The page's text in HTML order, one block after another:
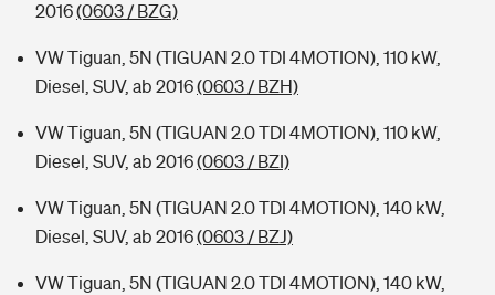
2016(0603 / BZG)
VW Tiguan, 5N (TIGUAN 2.0 TDI 4MOTION), 110 kW,
Diesel, SUV, ab 2016(0603 / BZH)
VW Tiguan, 5N (TIGUAN 2.0 TDI 4MOTION), 110 kW,
Diesel, SUV, ab 2016(0603 / BZI)
VW Tiguan, 5N (TIGUAN 2.0 TDI 4MOTION), 140 kW,
Diesel, SUV, ab 2016(0603 / BZJ)
VW Tiguan, 5N (TIGUAN 2.0 TDI 4MOTION), 140 kW,